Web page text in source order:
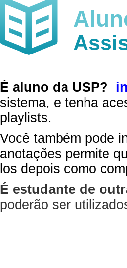
É aluno da USP?
sistema, e tenha
playlists.
Você também pode
anotações permite
los depois como
É estudante de
poderão ser